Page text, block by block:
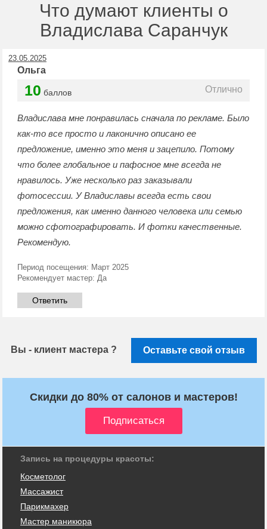
Что думают клиенты о
Владислава Саранчук
23.05.2025
Ольга
10 баллов Отлично
Владислава мне понравилась сначала по рекламе. Было
как-то все просто и лаконично описано ее
предложение, именно это меня и зацепило. Потому
что более глобальное и пафосное мне всегда не
нравилось. Уже несколько раз заказывали
фотосессии. У Владиславы всегда есть свои
предложения, как именно данного человека или семью
можно сфотографировать. И фотки качественные.
Рекомендую.
Период посещения: Март 2025
Рекомендует мастер: Да
Ответить
Вы - клиент мастера ? Оставьте свой отзыв
Скидки до 80% от салонов и мастеров!
Запись на процедуры красоты:
Косметолог
Массажист
Парикмахер
Мастер маникюра